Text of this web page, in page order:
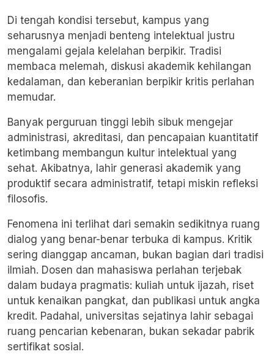
Di tengah kondisi tersebut, kampus yang
seharusnya menjadi benteng intelektual justru
mengalami gejala kelelahan berpikir. Tradisi
membaca melemah, diskusi akademik kehilangan
kedalaman, dan keberanian berpikir kritis perlahan
memudar.
Banyak perguruan tinggi lebih sibuk mengejar
administrasi, akreditasi, dan pencapaian kuantitatif
ketimbang membangun kultur intelektual yang
sehat. Akibatnya, lahir generasi akademik yang
produktif secara administratif, tetapi miskin refleksi
filosofis.
Fenomena ini terlihat dari semakin sedikitnya ruang
dialog yang benar-benar terbuka di kampus. Kritik
sering dianggap ancaman, bukan bagian dari tradisi
ilmiah. Dosen dan mahasiswa perlahan terjebak
dalam budaya pragmatis: kuliah untuk ijazah, riset
untuk kenaikan pangkat, dan publikasi untuk angka
kredit. Padahal, universitas sejatinya lahir sebagai
ruang pencarian kebenaran, bukan sekadar pabrik
sertifikat sosial.